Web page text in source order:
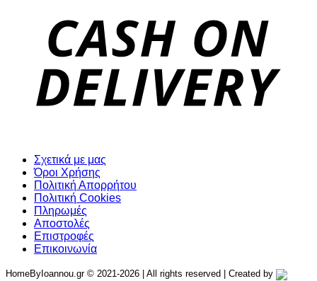
Σχετικά με μας
Όροι Χρήσης
Πολιτική Απορρήτου
Πολιτική Cookies
Πληρωμές
Αποστολές
Επιστροφές
Επικοινωνία
HomeByIoannou.gr © 2021-2026 | All rights reserved | Created by